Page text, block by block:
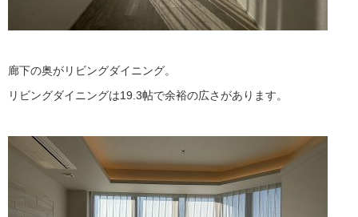
廊下の奥がリビングダイニング。
リビングダイニングは19.3帖で余裕の広さがあります。